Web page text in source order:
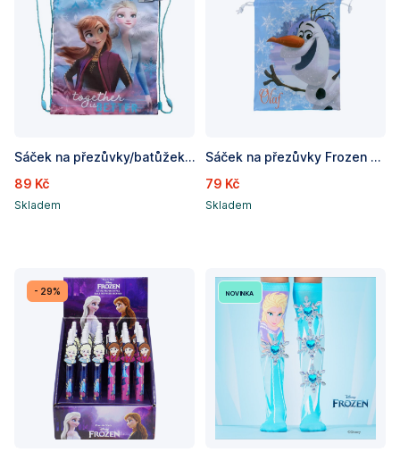
Sáček na přezůvky/batůžek Frozen / Ledové království, rozměry: 43 x 32 cm
89 Kč
Skladem
Sáček na přezůvky Frozen ´´ Olaf ´´
79 Kč
Skladem
- 29% novinka